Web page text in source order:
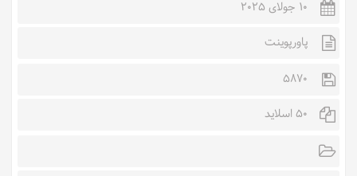
10 جولای 2025
پاورپوینت
5870
50 اسلاید